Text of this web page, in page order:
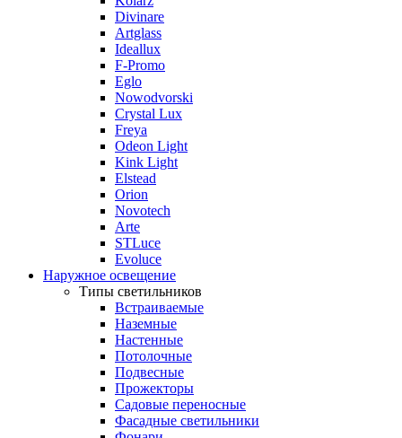
Divinare
Artglass
Ideallux
F-Promo
Eglo
Nowodvorski
Crystal Lux
Freya
Odeon Light
Kink Light
Elstead
Orion
Novotech
Arte
STLuce
Evoluce
Наружное освещение
Типы светильников
Встраиваемые
Наземные
Настенные
Потолочные
Подвесные
Прожекторы
Садовые переносные
Фасадные светильники